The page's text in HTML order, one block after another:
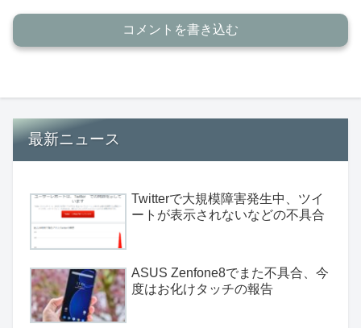
コメントを書き込む
最新ニュース
Twitterで大規模障害発生中、ツイ
ートが表示されないなどの不具合
ASUS Zenfone8でまた不具合、今
度はお化けタッチの報告